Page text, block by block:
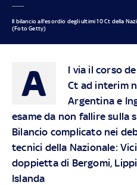
Il bilancio all'esordio degli ultimi 10 Ct della
(Foto Getty)
A
l via il corso
Ct ad interim
Argentina e
esame da non fallire sulla
Bilancio complicato nei
tecnici della Nazionale:
doppietta di Bergomi,
Islanda